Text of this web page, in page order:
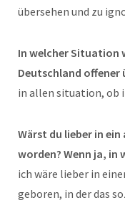
übersehen und zu
In welcher Situation
Deutschland offener
in allen situation, ob
Wärst du lieber in
worden? Wenn ja, in
ich wäre lieber in
geboren, in der das